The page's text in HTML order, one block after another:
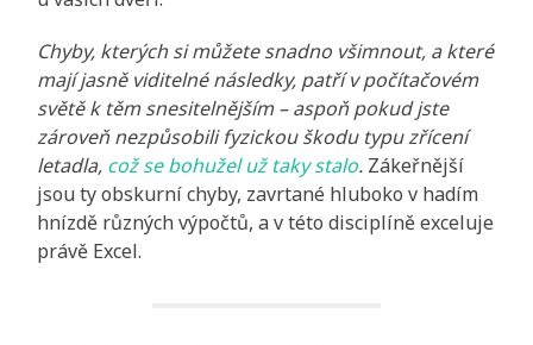
Chyby, kterých si můžete snadno všimnout, a které
mají jasně viditelné následky, patří v počítačovém
světě k těm snesitelnějším – aspoň pokud jste
zároveň nezpůsobili fyzickou škodu typu zřícení
letadla, což se bohužel už taky stalo. Zákeřnější
jsou ty obskurní chyby, zavrtané hluboko v hadím
hnízdě různých výpočtů, a v této disciplíně exceluje
právě Excel.